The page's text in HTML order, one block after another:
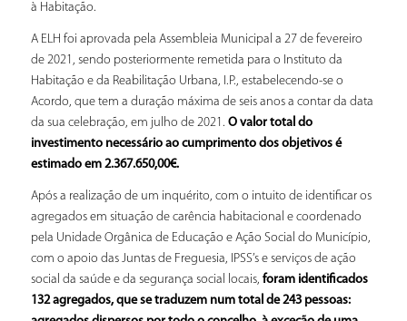
à Habitação.
A ELH foi aprovada pela Assembleia Municipal a 27 de fevereiro
de 2021, sendo posteriormente remetida para o Instituto da
Habitação e da Reabilitação Urbana, I.P., estabelecendo-se o
Acordo, que tem a duração máxima de seis anos a contar da data
da sua celebração, em julho de 2021. O valor total do
investimento necessário ao cumprimento dos objetivos é
estimado em 2.367.650,00€.
Após a realização de um inquérito, com o intuito de identificar os
agregados em situação de carência habitacional e coordenado
pela Unidade Orgânica de Educação e Ação Social do Município,
com o apoio das Juntas de Freguesia, IPSS’s e serviços de ação
social da saúde e da segurança social locais, foram identificados
132 agregados, que se traduzem num total de 243 pessoas: